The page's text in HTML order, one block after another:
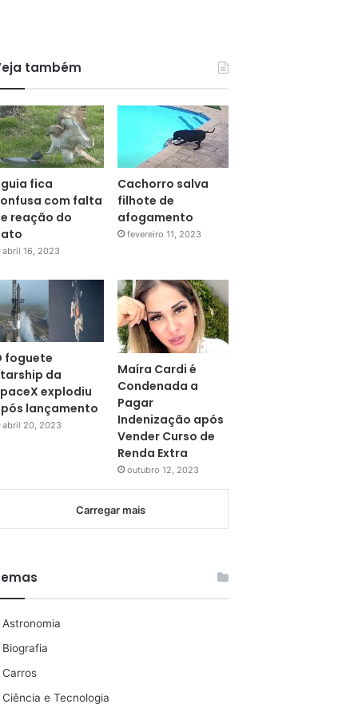
também
fica
com falta
reação do
abril 16, 2023
Cachorro salva
filhote de
afogamento
fevereiro 11, 2023
foguete
da
explodiu
lançamento
abril 20, 2023
Maíra Cardi é
Condenada a
Pagar
Indenização após
Vender Curso de
Renda Extra
outubro 12, 2023
Carregar mais
Astronomia
Biografia
Carros
Ciência e Tecnologia